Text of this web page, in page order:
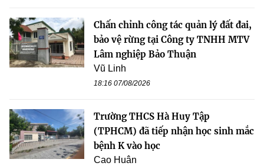
Chấn chỉnh công tác quản lý đất đai,
bảo vệ rừng tại Công ty TNHH MTV
Lâm nghiệp Bảo Thuận
Vũ Linh
18:16 07/08/2026
Trường THCS Hà Huy Tập
(TPHCM) đã tiếp nhận học sinh mắc
bệnh K vào học
Cao Huân